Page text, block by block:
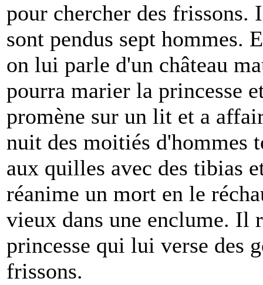
pour chercher des frissons.
sont pendus sept hommes.
on lui parle d'un château
pourra marier la princesse
promène sur un lit et a
nuit des moitiés d'hommes
aux quilles avec des tibias
réanime un mort en le
vieux dans une enclume. Il
princesse qui lui verse des
frissons.